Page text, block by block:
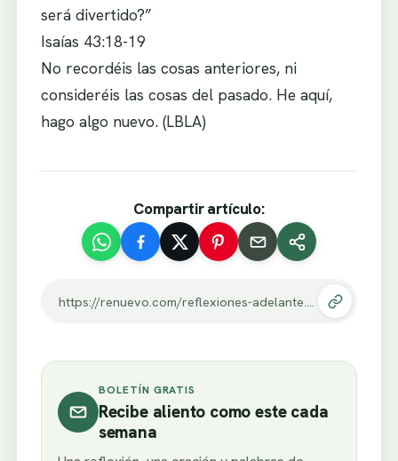
será divertido?”
Isaías 43:18-19
No recordéis las cosas anteriores, ni
consideréis las cosas del pasado. He aquí,
hago algo nuevo. (LBLA)
Compartir artículo:
BOLETÍN GRATIS
Recibe aliento como este cada
semana